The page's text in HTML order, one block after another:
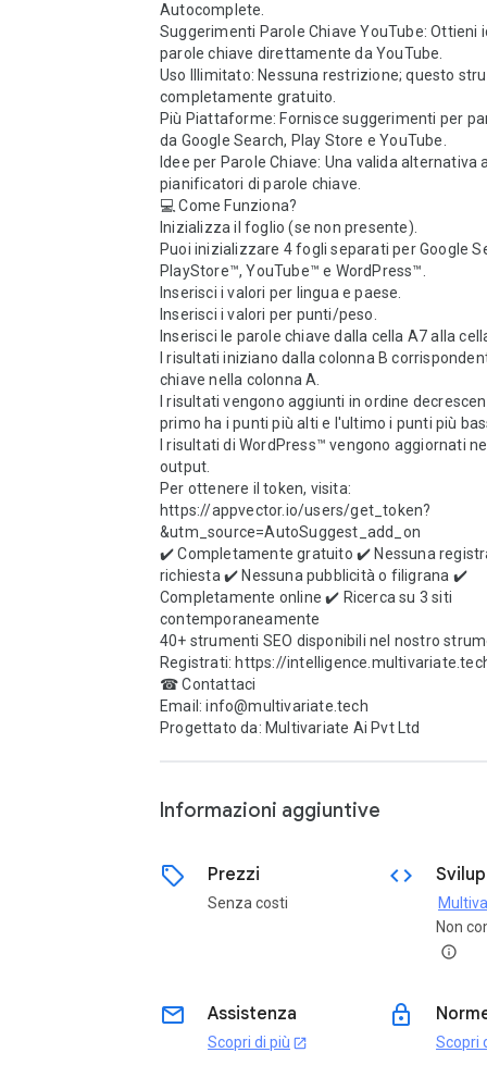
Autocomplete.
Suggerimenti Parole Chiave YouTube: Ottieni
parole chiave direttamente da YouTube.
Uso Illimitato: Nessuna restrizione; questo
completamente gratuito.
Più Piattaforme: Fornisce suggerimenti per
da Google Search, Play Store e YouTube.
Idee per Parole Chiave: Una valida alternativa
pianificatori di parole chiave.
💻 Come Funziona?
Inizializza il foglio (se non presente).
Puoi inizializzare 4 fogli separati per Google
PlayStore™, YouTube™ e WordPress™.
Inserisci i valori per lingua e paese.
Inserisci i valori per punti/peso.
Inserisci le parole chiave dalla cella A7 alla
I risultati iniziano dalla colonna B
chiave nella colonna A.
I risultati vengono aggiunti in ordine
primo ha i punti più alti e l'ultimo i punti più
I risultati di WordPress™ vengono aggiornati
output.
Per ottenere il token, visita:
https://appvector.io/users/get_token?
&utm_source=AutoSuggest_add_on
✔️ Completamente gratuito ✔️ Nessuna
richiesta ✔️ Nessuna pubblicità o filigrana ✔️
Completamente online ✔️ Ricerca su 3 siti
contemporaneamente
40+ strumenti SEO disponibili nel nostro
Registrati: https://
☎ Contattaci
Email: info@multivariate.tech
Progettato da: Multivariate Ai Pvt Ltd
Informazioni aggiuntive
sell Prezzi
Senza costi
code
Non
info
email Assistenza
Scopri di più open_in_new
lock
Scopri